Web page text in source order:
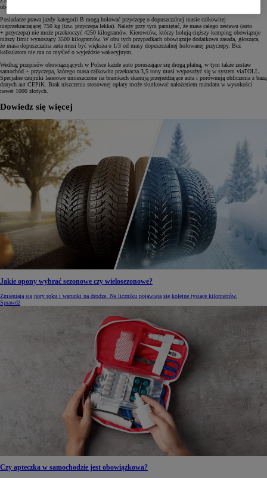
obowiązują te same przepisy dotyczące przewozu przyczepy.
Posiadacze prawa jazdy kategorii B mogą holować przyczepę o dopuszczalnej masie całkowitej
nieprzekraczającej 750 kg (tzw. przyczepa lekka). Należy przy tym pamiętać, że masa całego zestawu (auto
+ przyczepa) nie może przekroczyć 4250 kilogramów. Kierowców, którzy holują cięższy kemping obowiązuje
niższy limit wynoszący 3500 kilogramów. W obu tych przypadkach obowiązuje dodatkowa zasada, głosząca,
że masa dopuszczalna auta musi być większa o 1/3 od masy dopuszczalnej holowanej przyczepy. Bez
kalkulatora nie ma co myśleć o wyjeździe wakacyjnym.
Według przepisów obowiązujących w Polsce każde auto poruszające się drogą płatną, w tym także zestaw
samochód + przyczepa, którego masa całkowita przekracza 3,5 tony musi wyposażyć się w system viaTOLL.
Specjalne czujniki laserowe umieszczone na bramkach skanują przejeżdżające auta i porównują obliczenia z bazą
danych aut CEPiK. Brak uiszczenia stosownej opłaty może skutkować nałożeniem mandatu w wysokości
nawet 1000 złotych.
Dowiedz się więcej
Jakie opony wybrać sezonowe czy wielosezonowe?
Zmieniają się pory roku i warunki na drodze. Na liczniku pojawiają się kolejne tysiące kilometrów.
Sprawdź
Czy apteczka w samochodzie jest obowiązkowa?